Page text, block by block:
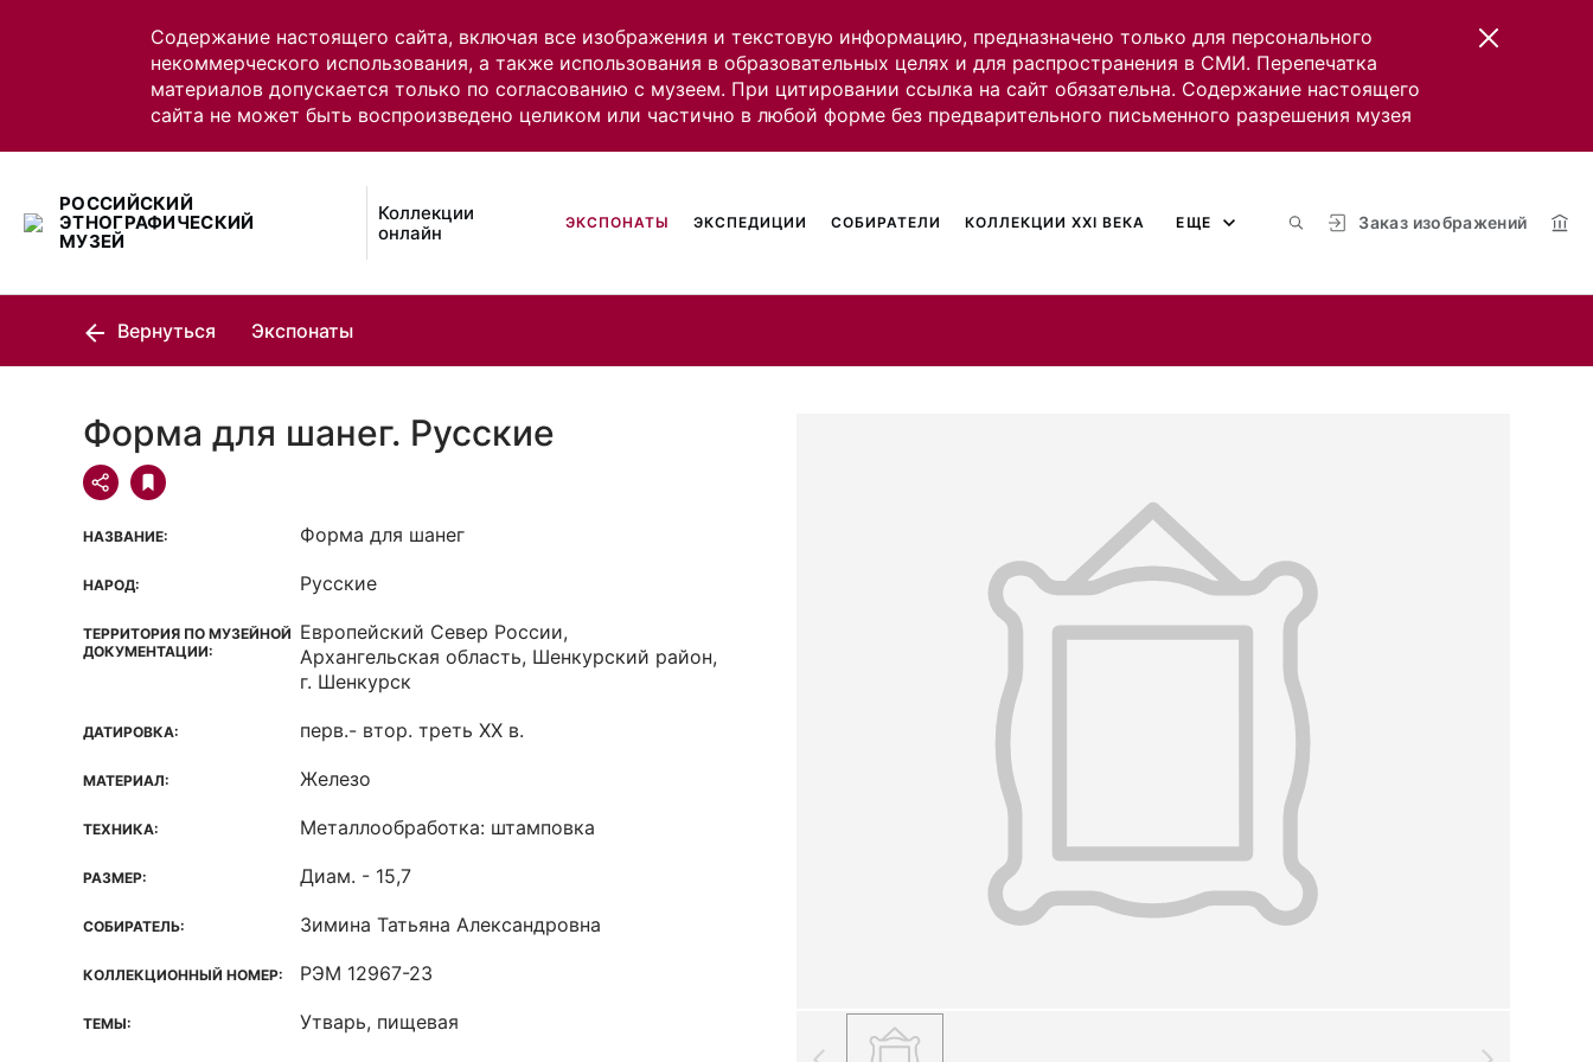
Содержание настоящего сайта, включая все изображения и текстовую информацию, предназначено только для персонального
некоммерческого использования, а также использования в образовательных целях и для распространения в СМИ. Перепечатка
материалов допускается только по согласованию с музеем. При цитировании ссылка на сайт обязательна. Содержание настоящего
сайта не может быть воспроизведено целиком или частично в любой форме без предварительного письменного разрешения музея
РОССИЙСКИЙ
ЭТНОГРАФИЧЕСКИЙ
МУЗЕЙ
Коллекции
онлайн
Заказ изображений
ЭКСПОНАТЫ ЭКСПЕДИЦИИ СОБИРАТЕЛИ КОЛЛЕКЦИИ XXI ВЕКА ЕЩЕ
Вернуться Экспонаты
Форма для шанег. Русские
НАЗВАНИЕ: Форма для шанег
НАРОД: Русские
ТЕРРИТОРИЯ ПО МУЗЕЙНОЙ
ДОКУМЕНТАЦИИ:
Европейский Север России,
Архангельская область, Шенкурский район,
г. Шенкурск
ДАТИРОВКА: перв.- втор. треть XX в.
МАТЕРИАЛ: Железо
ТЕХНИКА: Металлообработка: штамповка
РАЗМЕР: Диам. - 15,7
СОБИРАТЕЛЬ: Зимина Татьяна Александровна
КОЛЛЕКЦИОННЫЙ НОМЕР: РЭМ 12967-23
ТЕМЫ: Утварь, пищевая